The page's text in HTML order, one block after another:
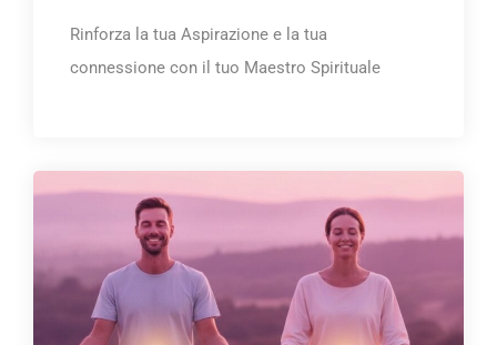
Rinforza la tua Aspirazione e la tua
connessione con il tuo Maestro Spirituale